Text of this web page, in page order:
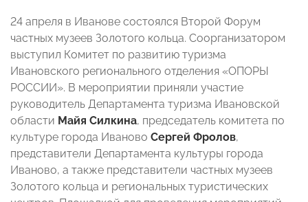
24 апреля в Иванове состоялся Второй Форум
частных музеев Золотого кольца. Соорганизатором
выступил Комитет по развитию туризма
Ивановского регионального отделения «ОПОРЫ
РОССИИ». В мероприятии приняли участие
руководитель Департамента туризма Ивановской
области Майя Силкина, председатель комитета по
культуре города Иваново Сергей Фролов,
представители Департамента культуры города
Иваново, а также представители частных музеев
Золотого кольца и региональных туристических